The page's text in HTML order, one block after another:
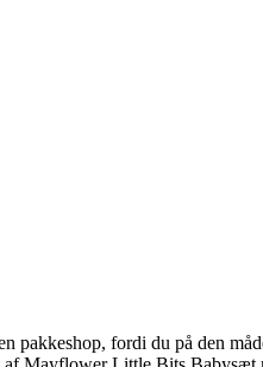
fordi du på den